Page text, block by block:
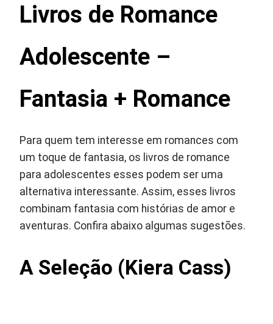
Livros de Romance
Adolescente –
Fantasia + Romance
Para quem tem interesse em romances com
um toque de fantasia, os livros de romance
para adolescentes esses podem ser uma
alternativa interessante. Assim, esses livros
combinam fantasia com histórias de amor e
aventuras. Confira abaixo algumas sugestões.
A Seleção (Kiera Cass)